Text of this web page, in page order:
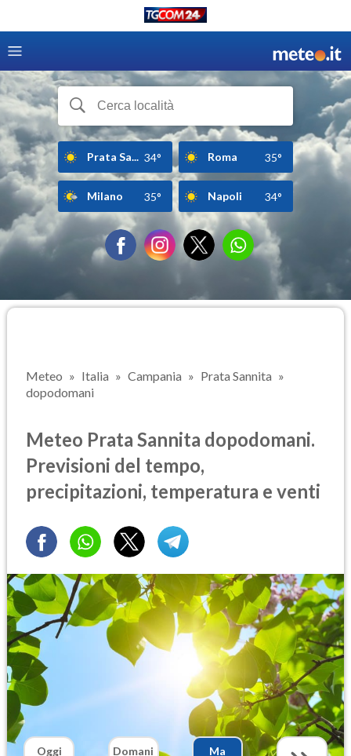
Prata Sa... 34° Roma 35°
Milano 35° Napoli 34°
Meteo Italia Campania
Prata Sannita
dopodomani
Meteo Prata Sannita dopodomani.
Previsioni del tempo,
precipitazioni, temperatura e venti
Oggi
Domani
Ma